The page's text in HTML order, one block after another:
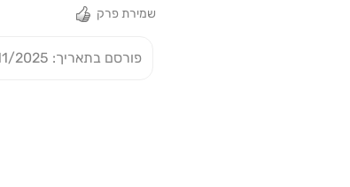
שמירת פרק
פורסם בתאריך: 09/11/2025